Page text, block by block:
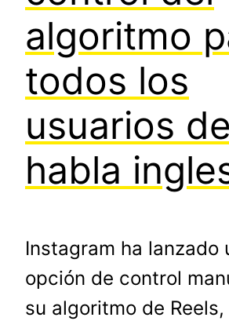
algoritmo
todos los
usuarios de
habla
Instagram ha lanzado
opción de control
su algoritmo de